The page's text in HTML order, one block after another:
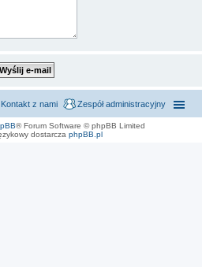
Zespół administracyjny
Kontakt z nami
® Forum Software © phpBB Limited
dostarcza phpBB.pl